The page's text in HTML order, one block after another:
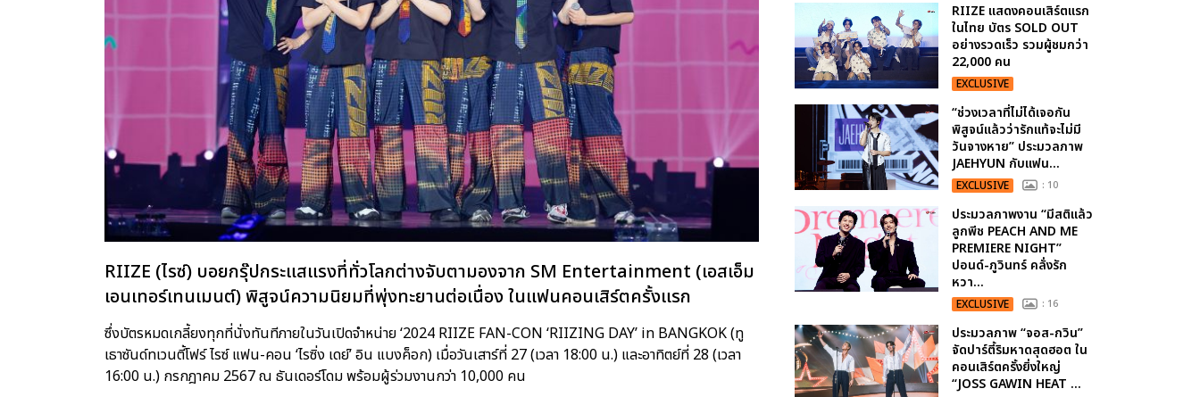
RIIZE (ไรซ์) บอยกรุ๊ปกระแสแรงที่ทั่วโลกต่างจับตามองจาก SM Entertainment (เอสเอ็ม
เอนเทอร์เทนเมนต์) พิสูจน์ความนิยมที่พุ่งทะยานต่อเนื่อง ในแฟนคอนเสิร์ตครั้งแรก
ซึ่งบัตรหมดเกลี้ยงทุกที่นั่งทันทีภายในวันเปิดจำหน่าย ‘2024 RIIZE FAN-CON ‘RIIZING DAY’ in BANGKOK (ทู
เธาซันด์ทเวนตี้โฟร์ ไรซ์ แฟน-คอน ‘ไรซิ่ง เดย์’ อิน แบงค็อก) เมื่อวันเสาร์ที่ 27 (เวลา 18:00 น.) และอาทิตย์ที่ 28 (เวลา
16:00 น.) กรกฎาคม 2567 ณ ธันเดอร์โดม พร้อมผู้ร่วมงานกว่า 10,000 คน
RIIZE แสดงคอนเสิร์ตแรก
ในไทย บัตร SOLD OUT
อย่างรวดเร็ว รวมผู้ชมกว่า
22,000 คน
EXCLUSIVE
“ช่วงเวลาที่ไม่ได้เจอกัน
พิสูจน์แล้วว่ารักแท้จะไม่มี
วันจางหาย” ประมวลภาพ
JAEHYUN กับแฟน...
EXCLUSIVE : 10
ประมวลภาพงาน “มีสติแล้ว
ลูกพีช PEACH AND ME
PREMIERE NIGHT”
ปอนด์-ภูวินทร์ คลั่งรัก
หวา...
EXCLUSIVE : 16
ประมวลภาพ “จอส-กวิน”
จัดปาร์ตี้ริมหาดสุดฮอต ใน
คอนเสิร์ตครั้งยิ่งใหญ่
“JOSS GAWIN HEAT ...